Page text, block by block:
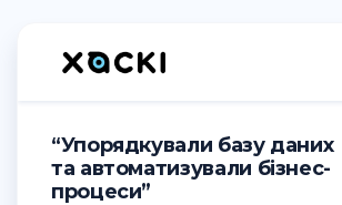
“Упорядкували базу даних
та автоматизували бізнес-
процеси”